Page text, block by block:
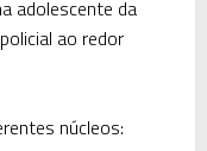
adolescente da
ao redor
núcleos: